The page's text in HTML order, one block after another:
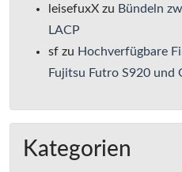
leisefuxX zu Bündeln
LACP
sf zu Hochverfügbare
Fujitsu Futro S920 und
Kategorien